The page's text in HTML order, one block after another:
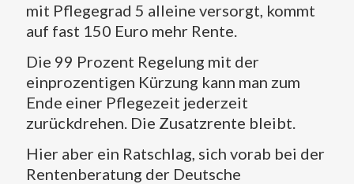
mit Pflegegrad 5 alleine versorgt, kommt
auf fast 150 Euro mehr Rente.
Die 99 Prozent Regelung mit der
einprozentigen Kürzung kann man zum
Ende einer Pflegezeit jederzeit
zurückdrehen. Die Zusatzrente bleibt.
Hier aber ein Ratschlag, sich vorab bei der
Rentenberatung der Deutsche